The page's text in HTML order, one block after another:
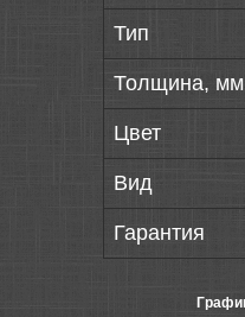
Тип
Толщина, мм
Цвет
Вид
Гарантия